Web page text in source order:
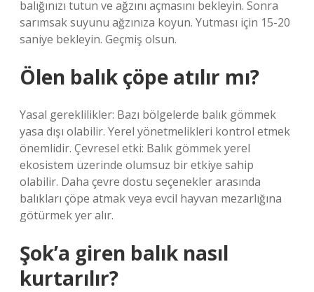
balığınızı tutun ve ağzını açmasını bekleyin. Sonra
sarımsak suyunu ağzınıza koyun. Yutması için 15-20
saniye bekleyin. Geçmiş olsun.
Ölen balık çöpe atılır mı?
Yasal gereklilikler: Bazı bölgelerde balık gömmek
yasa dışı olabilir. Yerel yönetmelikleri kontrol etmek
önemlidir. Çevresel etki: Balık gömmek yerel
ekosistem üzerinde olumsuz bir etkiye sahip
olabilir. Daha çevre dostu seçenekler arasında
balıkları çöpe atmak veya evcil hayvan mezarlığına
götürmek yer alır.
Şok’a giren balık nasıl
kurtarılır?